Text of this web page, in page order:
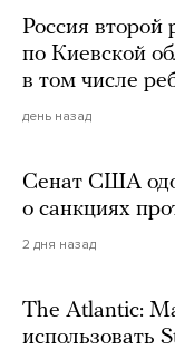
Россия второй
по Киевской
в том числе
день назад
Сенат США
о санкциях
2 дня назад
The Atlantic:
использовать